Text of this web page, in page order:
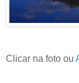
Clicar na foto ou